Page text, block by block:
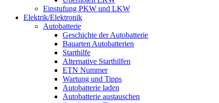
Einstufung PKW und LKW
Elektrik/Elektronik
Autobatterie
Geschichte der Autobatterie
Bauarten Autobatterien
Starthilfe
Alternative Starthilfen
ETN Nummer
Wartung und Tipps
Autobatterie laden
Autobatterie austauschen